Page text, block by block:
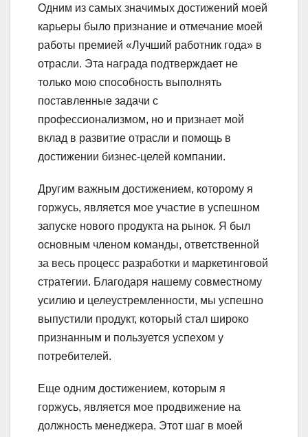
Одним из самых значимых достижений моей
карьеры было признание и отмечание моей
работы премией «Лучший работник года» в
отрасли. Эта награда подтверждает не
только мою способность выполнять
поставленные задачи с
профессионализмом, но и признает мой
вклад в развитие отрасли и помощь в
достижении бизнес-целей компании.
Другим важным достижением, которому я
горжусь, является мое участие в успешном
запуске нового продукта на рынок. Я был
основным членом команды, ответственной
за весь процесс разработки и маркетинговой
стратегии. Благодаря нашему совместному
усилию и целеустремленности, мы успешно
выпустили продукт, который стал широко
признанным и пользуется успехом у
потребителей.
Еще одним достижением, которым я
горжусь, является мое продвижение на
должность менеджера. Этот шаг в моей